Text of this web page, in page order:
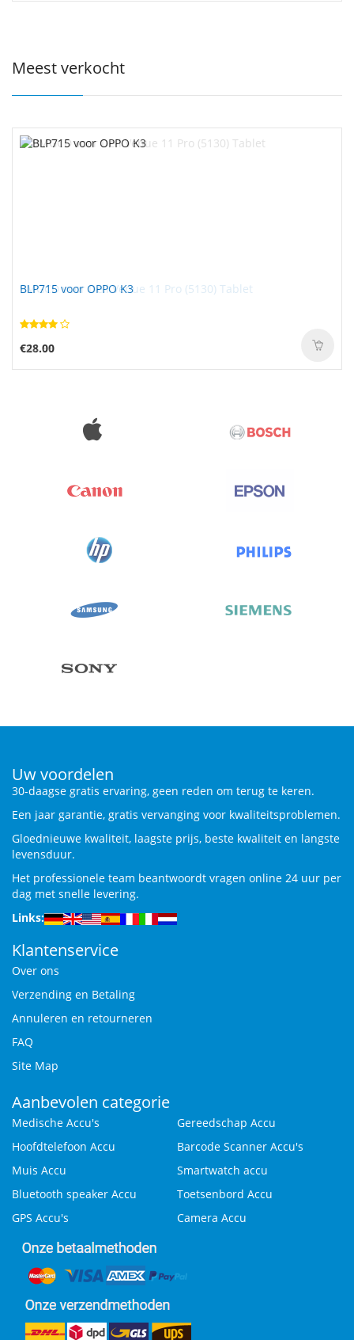
Meest verkocht
BLP715 voor OPPO K3
€28.00
Uw voordelen
30-daagse gratis ervaring, geen reden om terug te keren.
Een jaar garantie, gratis vervanging voor kwaliteitsproblemen.
Gloednieuwe kwaliteit, laagste prijs, beste kwaliteit en langste
levensduur.
Het professionele team beantwoordt vragen online 24 uur per
dag met snelle levering.
Links:
Klantenservice
Over ons
Verzending en Betaling
Annuleren en retourneren
FAQ
Site Map
Aanbevolen categorie
Medische Accu's
Gereedschap Accu
Hoofdtelefoon Accu
Barcode Scanner Accu's
Muis Accu
Smartwatch accu
Bluetooth speaker Accu
Toetsenbord Accu
GPS Accu's
Camera Accu